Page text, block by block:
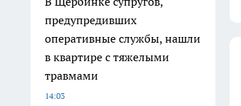
предупредивших
оперативные службы, нашли
в квартире с тяжелыми
травмами
14:03